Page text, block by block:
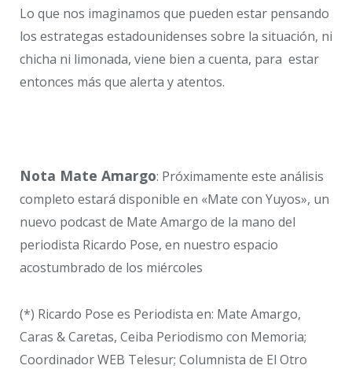
Lo que nos imaginamos que pueden estar pensando
los estrategas estadounidenses sobre la situación, ni
chicha ni limonada, viene bien a cuenta, para estar
entonces más que alerta y atentos.
Nota Mate Amargo: Próximamente este análisis
completo estará disponible en «Mate con Yuyos», un
nuevo podcast de Mate Amargo de la mano del
periodista Ricardo Pose, en nuestro espacio
acostumbrado de los miércoles
(*) Ricardo Pose es Periodista en: Mate Amargo,
Caras & Caretas, Ceiba Periodismo con Memoria;
Coordinador WEB Telesur; Columnista de El Otro